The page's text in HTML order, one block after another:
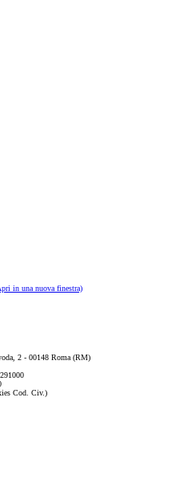
in una nuova finestra)
2 - 00148 Roma (RM)
Cod. Civ.)